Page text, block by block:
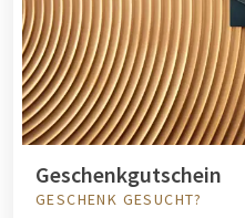
Geschenkgutschein
GESCHENK GESUCHT?